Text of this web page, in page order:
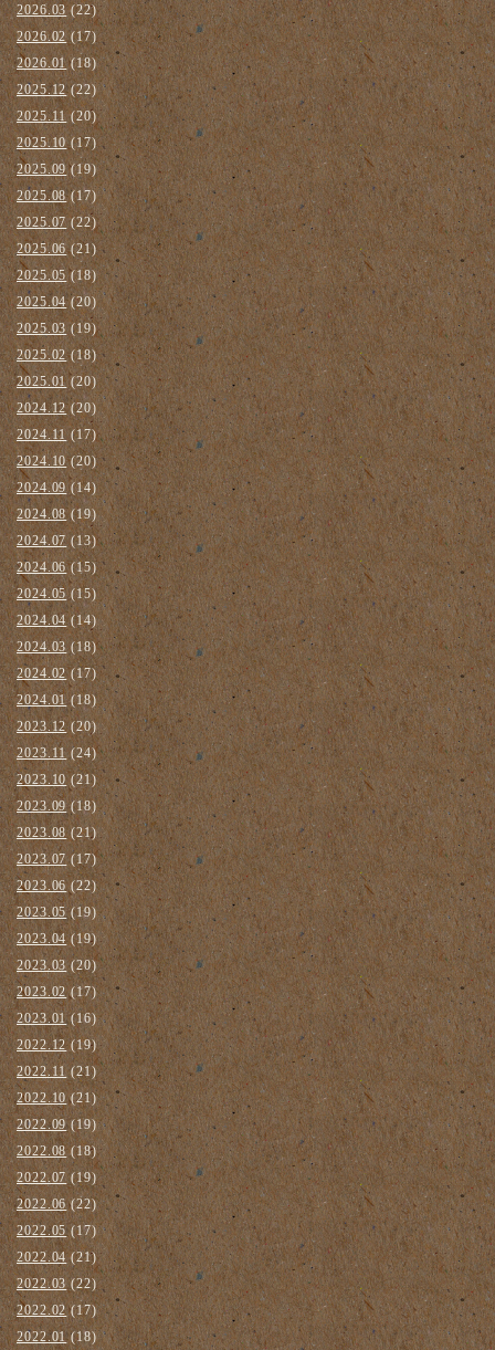
2026.03 (22)
2026.02 (17)
2026.01(18)
2025.12(22)
2025.11 (20)
2025.10(17)
2025.09(19)
2025.08(17)
2025.07 (22)
2025.06(21)
2025.05(18)
2025.04(20)
2025.03 (19)
2025.02(18)
2025.01(20)
2024.12(20)
2024.11 (17)
2024.10(20)
2024.09(14)
2024.08(19)
2024.07 (13)
2024.06(15)
2024.05 (15)
2024.04(14)
2024.03 (18)
2024.02(17)
2024.01(18)
2023.12(20)
2023.11 (24)
2023.10(21)
2023.09(18)
2023.08(21)
2023.07 (17)
2023.06(22)
2023.05(19)
2023.04(19)
2023.03(20)
2023.02(17)
2023.01(16)
2022.12(19)
2022.11 (21)
2022.10 (21)
2022.09(19)
2022.08(18)
2022.07(19)
2022.06 (22)
2022.05(17)
2022.04 (21)
2022.03 (22)
2022.02(17)
2022.01(18)